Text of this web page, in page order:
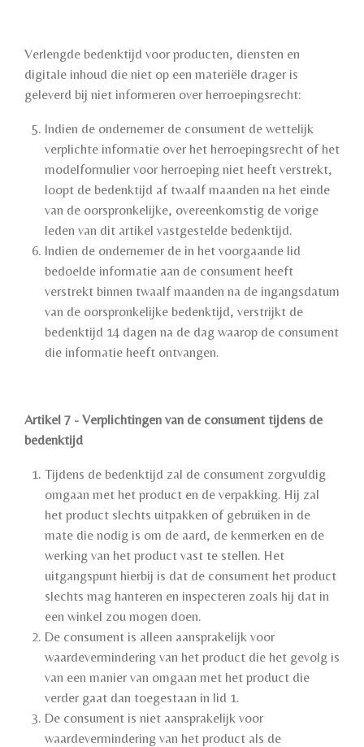
Verlengde bedenktijd voor producten, diensten en
digitale inhoud die niet op een materiële drager is
geleverd bij niet informeren over herroepingsrecht:
Indien de ondernemer de consument de wettelijk
verplichte informatie over het herroepingsrecht of het
modelformulier voor herroeping niet heeft verstrekt,
loopt de bedenktijd af twaalf maanden na het einde
van de oorspronkelijke, overeenkomstig de vorige
leden van dit artikel vastgestelde bedenktijd.
Indien de ondernemer de in het voorgaande lid
bedoelde informatie aan de consument heeft
verstrekt binnen twaalf maanden na de ingangsdatum
van de oorspronkelijke bedenktijd, verstrijkt de
bedenktijd 14 dagen na de dag waarop de consument
die informatie heeft ontvangen.
Artikel 7 - Verplichtingen van de consument tijdens de
bedenktijd
Tijdens de bedenktijd zal de consument zorgvuldig
omgaan met het product en de verpakking. Hij zal
het product slechts uitpakken of gebruiken in de
mate die nodig is om de aard, de kenmerken en de
werking van het product vast te stellen. Het
uitgangspunt hierbij is dat de consument het product
slechts mag hanteren en inspecteren zoals hij dat in
een winkel zou mogen doen.
De consument is alleen aansprakelijk voor
waardevermindering van het product die het gevolg is
van een manier van omgaan met het product die
verder gaat dan toegestaan in lid 1.
De consument is niet aansprakelijk voor
waardevermindering van het product als de